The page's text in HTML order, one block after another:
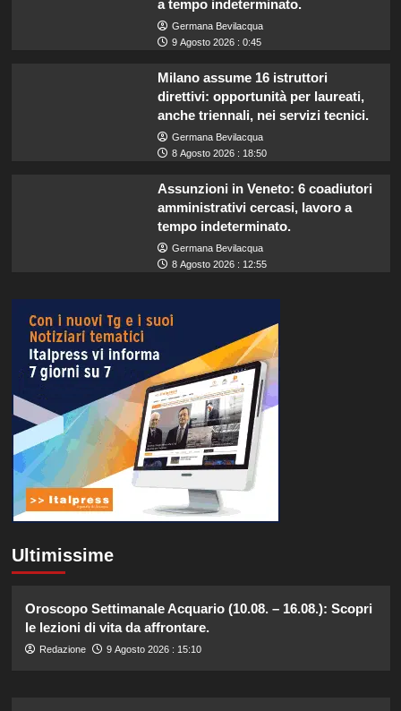
a tempo indeterminato.
Germana Bevilacqua
9 Agosto 2026 : 0:45
Milano assume 16 istruttori
direttivi: opportunità per laureati,
anche triennali, nei servizi tecnici.
Germana Bevilacqua
8 Agosto 2026 : 18:50
Assunzioni in Veneto: 6 coadiutori
amministrativi cercasi, lavoro a
tempo indeterminato.
Germana Bevilacqua
8 Agosto 2026 : 12:55
Ultimissime
Oroscopo Settimanale Acquario (10.08. – 16.08.): Scopri
le lezioni di vita da affrontare.
Redazione 9 Agosto 2026 : 15:10